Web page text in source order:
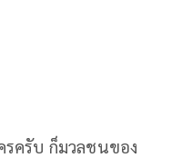
ครับ ก็มวลชนของ